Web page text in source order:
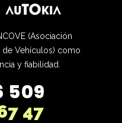
(Asociación
de Vehículos) como
y fiabilidad.
509
47